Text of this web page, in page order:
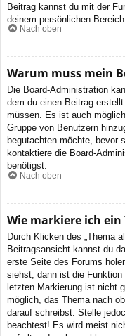
Beitrag kannst du mit der
deinem persönlichen
Nach oben
Warum muss mein
Die Board-Administration
dem du einen Beitrag
müssen. Es ist auch
Gruppe von Benutzern
begutachten möchte, bevor
kontaktiere die Board-
benötigst.
Nach oben
Wie markiere ich ein
Durch Klicken des „Thema
Beitragsansicht kannst du
erste Seite des Forums
siehst, dann ist die
letzten Markierung ist nicht
möglich, das Thema nach
darauf schreibst. Stelle
beachtest! Es wird meist